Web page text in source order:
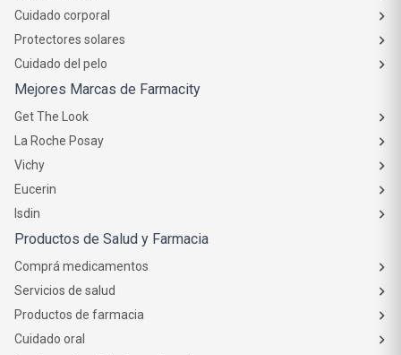
Cuidado corporal
Protectores solares
Cuidado del pelo
Mejores Marcas de Farmacity
Get The Look
La Roche Posay
Vichy
Eucerin
Isdin
Productos de Salud y Farmacia
Comprá medicamentos
Servicios de salud
Productos de farmacia
Cuidado oral